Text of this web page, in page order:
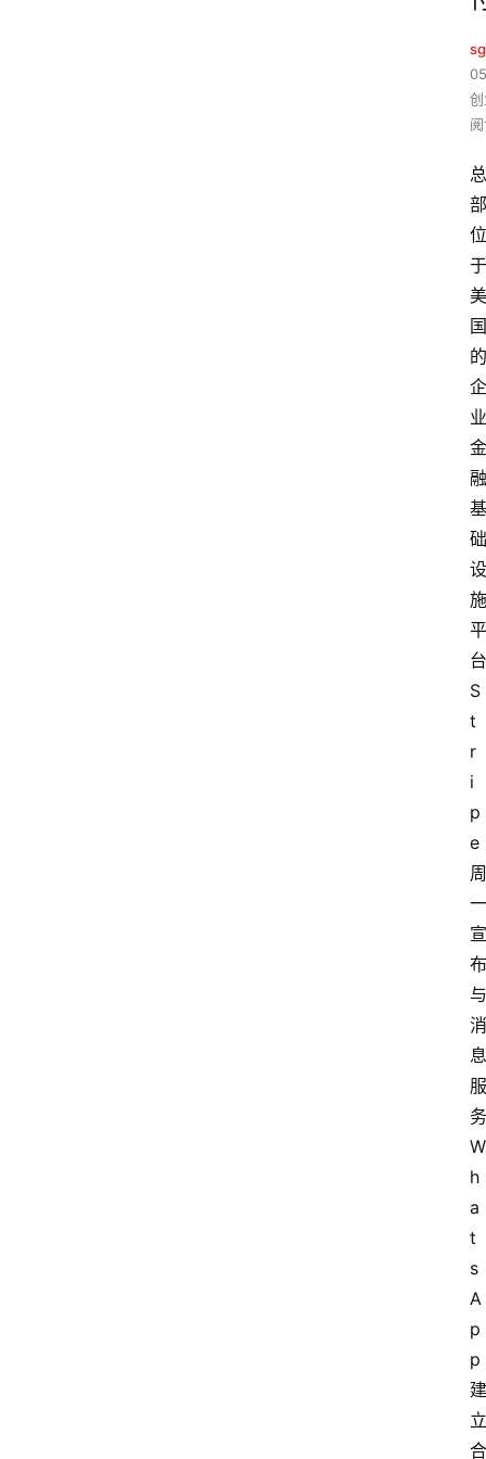
总
部
位
于
美
国
的
企
业
金
融
基
础
设
施
平
台
S
t
r
i
p
e
周
一
宣
布
与
消
息
服
务
W
h
a
t
s
A
p
p
建
立
合